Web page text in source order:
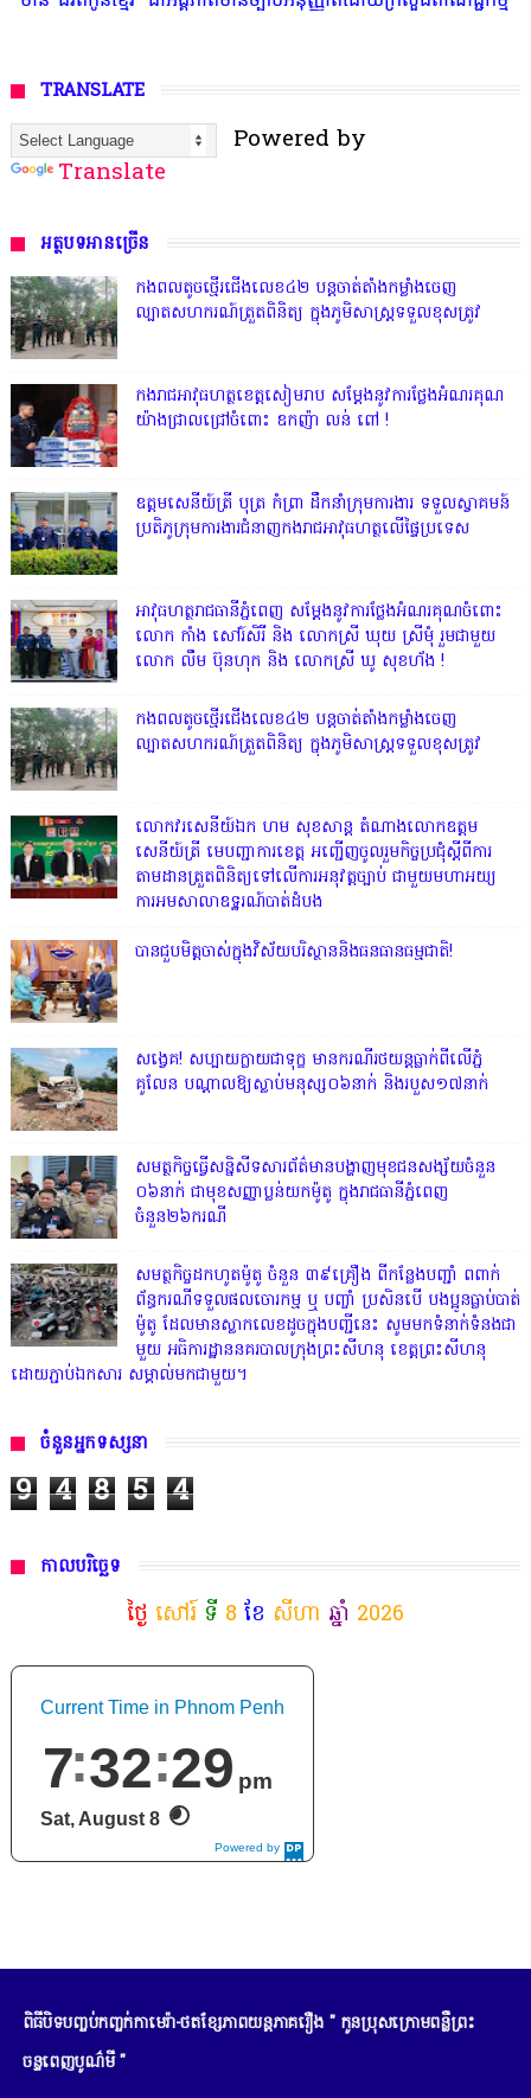
TRANSLATE
Powered by
Translate
អត្ថបទអានច្រើន
កងពលតូចថ្មើរជើងលេខ៤២ បន្តចាត់តាំងកម្លាំងចេញ
ល្បាតសហករណ៍ត្រួតពិនិត្យ ក្នុងភូមិសាស្រ្តទទួលខុសត្រូវ
កងរាជអាវុធហត្ថខេត្តសៀមរាប សម្តែងនូវការថ្លែងអំណរគុណ
យ៉ាងជ្រាលជ្រៅចំពោះ ឧកញ៉ា លន់ ពៅ !
ឧត្តមសេនីយ៍ត្រី បុត្រ កំព្រា ដឹកនាំក្រុមការងារ ទទួលស្វាគមន៍
ប្រតិភូក្រុមការងារជំនាញកងរាជអាវុធហត្ថលើផ្ទៃប្រទេស
អាវុធហត្ថរាជធានីភ្នំពេញ សម្តែងនូវការថ្លែងអំណរគុណចំពោះ
លោក កាំង សៅរ៍សិរី និង លោកស្រី ឃុយ ស្រីមុំ រួមជាមួយ
លោក លឹម ប៊ុនហុក និង លោកស្រី ឃូ សុខហ័ង !
កងពលតូចថ្មើរជើងលេខ៤២ បន្តចាត់តាំងកម្លាំងចេញ
ល្បាតសហករណ៍ត្រួតពិនិត្យ ក្នុងភូមិសាស្រ្តទទួលខុសត្រូវ
លោក​វរសេនីយ៍ឯក​ ហម​ សុខសាន្ត តំណាង​លោកឧត្តម
សេនីយ៍ត្រី មេបញ្ជាការ​ខេត្ត អញ្ជេីញចូលរួមកិច្ចប្រជុំស្ដីពីការ
តាមដានត្រួតពិនិត្យទៅលេីការអនុវត្តច្បាប់​ ជាមួយមហាអយ្យ
ការអមសាលាឧទ្ឋរណ៍បាត់ដំបង
បានជួបមិត្តចាស់ក្នុងវិស័យបរិស្ថាននិងធនធានធម្មជាតិ!
សង្វេគ! សប្បាយក្លាយជាទុក្ខ មានករណីរថយន្តធ្លាក់ពីលើភ្នំ
គូលែន បណ្ដាលឱ្យស្លាប់មនុស្ស០៦នាក់ និងរបួស១៧នាក់
សមត្ថកិច្ចធ្វើសន្និសីទសារព័ត៌មានបង្ហាញមុខជនសង្ស័យចំនួន
០៦នាក់ ជាមុខសញ្ញាប្លន់យកម៉ូតូ ក្នុងរាជធានីភ្នំពេញ
ចំនួន២៦ករណី
សមត្ថកិច្ចដកហូតម៉ូតូ ចំនួន ៣៩គ្រឿង ពីកន្លែងបញ្ជាំ ពពាក់
ព័ន្ធករណីទទួលផលចោរកម្ម ឬ បញ្ចាំ ប្រសិនបើ បងប្អូនធ្លាប់បាត់
ម៉ូតូ ដែលមានស្លាកលេខដូចក្នុងបញ្ជីនេះ សូមមកទំនាក់ទំនងជា
មួយ អធិការដ្ឋាននគរបាលក្រុងព្រះសីហនុ ខេត្តព្រះសីហនុ
ដោយភ្ជាប់ឯកសារ សម្គាល់មកជាមួយ។
ចំនួនអ្នកទស្សនា
9 4 8 5 4
កាលបរិច្ឆេទ
ថ្ងៃ សៅរ៍ទី 8 ខែ សីហា ឆ្នាំ 2026
Powered by
DaysPedia.c
Current Time in Phnom Penh
7 32 30 pm
Sat, August 8
ពិធីបិទបញ្ចប់កញ្ចក់កាមេរ៉ា-ថតខ្សែភាពយន្តភាគរឿង " កូនប្រុសក្រោមពន្លឺព្រះ
ចន្ទពេញបូណ៌មី "